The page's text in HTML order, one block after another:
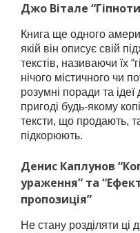
Джо Вітале
Книга ще одного
якій він описує свій
текстів, називаючи їх
нічого містичного чи
розумні поради та
пригоді будь-якому
тексти, що продають,
підкорюють.
Денис Каплунов
ураження” та
пропозиція”
Не стану розділяти ці